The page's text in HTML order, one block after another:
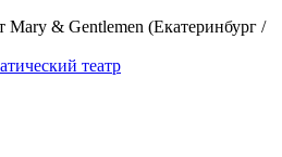
Mary & Gentlemen (Екатеринбург /
театр